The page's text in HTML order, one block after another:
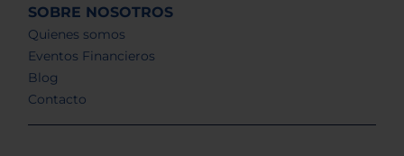
SOBRE NOSOTROS
Quienes somos
Eventos Financieros
Blog
Contacto